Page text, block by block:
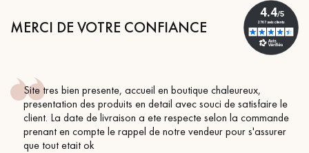
MERCI DE VOTRE CONFIANCE
Site tres bien presente, accueil en boutique chaleureux,
presentation des produits en detail avec souci de satisfaire le
client. La date de livraison a ete respecte selon la commande
prenant en compte le rappel de notre vendeur pour s'assurer
que tout etait ok